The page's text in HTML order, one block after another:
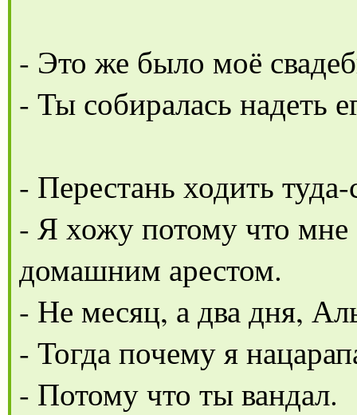
- Это же было моё
- Ты собиралась надеть
- Перестань ходить
- Я хожу потому что
домашним арестом.
- Не месяц, а два дня,
- Тогда почему я
- Потому что ты вандал.